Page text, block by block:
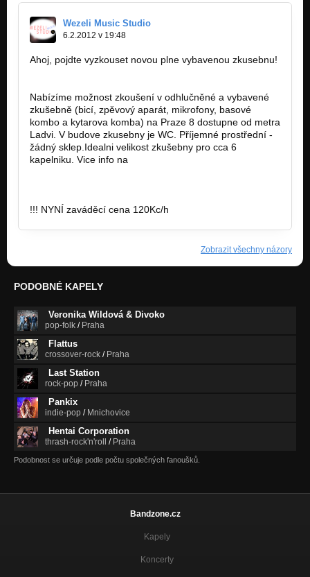
Wezeli Music Studio
6.2.2012 v 19:48
Ahoj, pojdte vyzkouset novou plne vybavenou zkusebnu!
Nabízíme možnost zkoušení v odhlučněné a vybavené
zkušebně (bicí, zpěvový aparát, mikrofony, basové
kombo a kytarova komba) na Praze 8 dostupne od metra
Ladvi. V budove zkusebny je WC. Příjemné prostřední -
žádný sklep.Idealni velikost zkušebny pro cca 6
kapelniku. Vice info na
!!! NYNÍ zaváděcí cena 120Kc/h
Zobrazit všechny názory
PODOBNÉ KAPELY
Veronika Wildová & Divoko
pop-folk / Praha
Flattus
crossover-rock / Praha
Last Station
rock-pop / Praha
Pankix
indie-pop / Mnichovice
Hentai Corporation
thrash-rock'n'roll / Praha
Podobnost se určuje podle počtu společných fanoušků.
Bandzone.cz
Kapely
Koncerty